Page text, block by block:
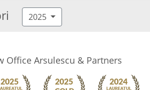
2025
Office Arsulescu & Partners